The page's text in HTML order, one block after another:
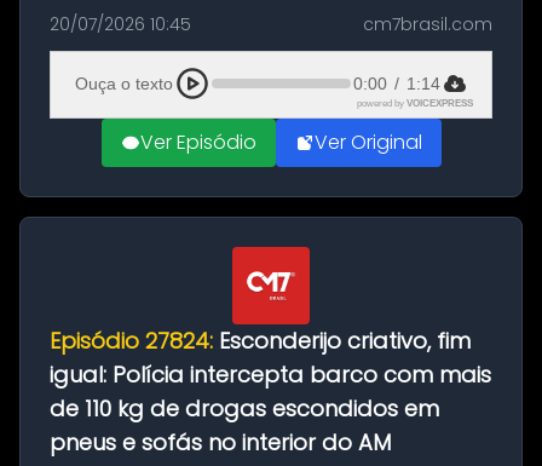
Figueiredo de Souza, de 38 anos, no município
de São Sebastião do Uatumã, no interior do
Amazonas. A colisão ocorreu n...
20/07/2026 10:45 cm7brasil.com
Ouça o texto 0:00 / 1:14
powered by VOICEXPRESS
Ver Episódio Ver Original
Episódio 27824: Esconderijo criativo, fim
igual: Polícia intercepta barco com mais
de 110 kg de drogas escondidos em
pneus e sofás no interior do AM